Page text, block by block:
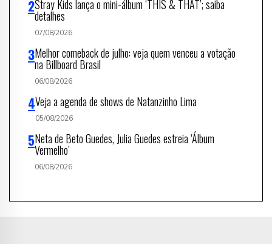
Stray Kids lança o mini-álbum ‘THIS & THAT’; saiba
detalhes
07/08/2026
Melhor comeback de julho: veja quem venceu a votação
na Billboard Brasil
06/08/2026
Veja a agenda de shows de Natanzinho Lima
05/08/2026
Neta de Beto Guedes, Julia Guedes estreia ‘Álbum
Vermelho’
06/08/2026